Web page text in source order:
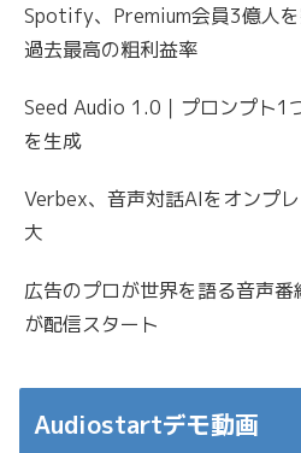
Spotify、Premium会員3億人
過去最高の粗利益率
Seed Audio 1.0｜プロンプト1
を生成
Verbex、音声対話AIをオンプ
大
広告のプロが世界を語る音声番
が配信スタート
Audiostartデモ動画